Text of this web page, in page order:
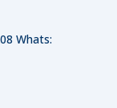
Whats: